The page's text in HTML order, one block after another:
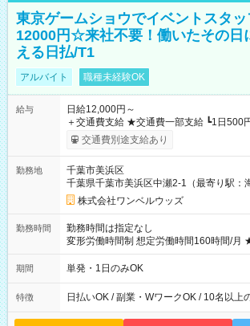
東京ゲームショウでイベントスタ
12000円☆来社不要！働いたその日
える日払/T1
アルバイト 職種未経験OK
給与
日給12,000円～
＋交通費支給 ★交通費一部支給 ┗1日500円を超えた分は全額支
給！ ※往復500円以内の方は自己負担となります ★日
（規定あり） ┗働いたその日に現金
なし
交通費別途支給あり
勤務地
千葉市美浜区
千葉県千葉市美浜区中瀬2-1（最寄り駅：
株式会社ワンベルウッズ
勤務時間
勤務時間は指定なし
変形労働時間制 想定労働時間160時間/月 ★シフト例 8：30～
19：00
期間 単発・1日のみOK
特徴 日払いOK / 副業・WワークOK / 10名以上